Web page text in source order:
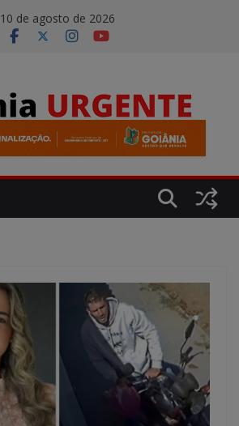
10 de agosto de 2026
modal-check